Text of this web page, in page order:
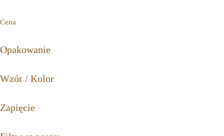
Cena
Opakowanie
Wzór / Kolor
Zapięcie